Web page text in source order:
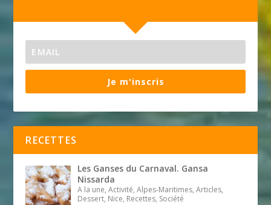
Je m'inscris
RECETTES
Les Ganses du Carnaval. Gansa
Nissarda
A la une, Activité, Alpes-Maritimes, Articles,
Dessert, Nice, Recettes, Société